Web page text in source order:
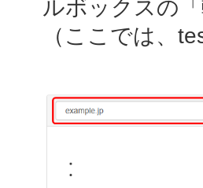
ルボックスの
（ここでは、